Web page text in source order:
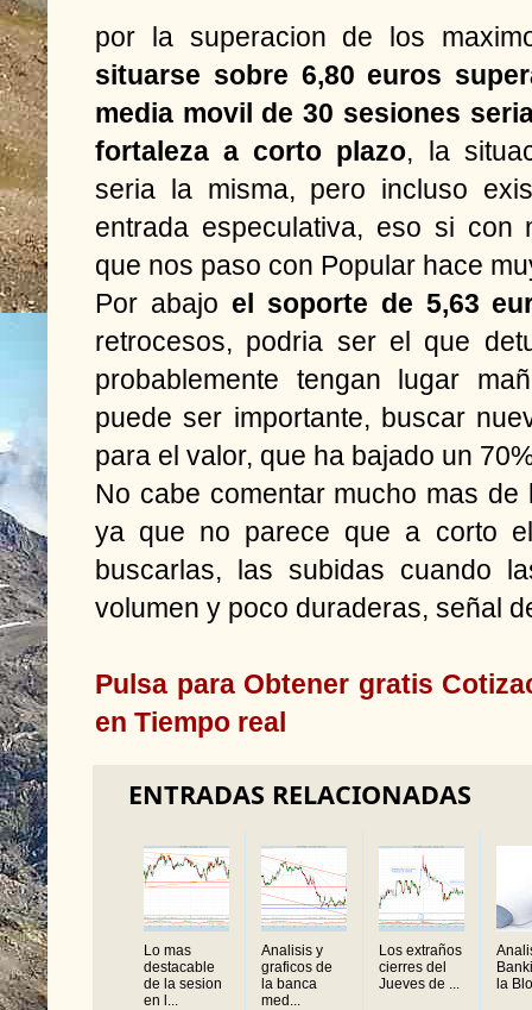
por la superacion de los
situarse sobre 6,80 euros
media movil de 30 sesiones
fortaleza a corto plazo, la
seria la misma, pero incluso
entrada especulativa, eso si con
que nos paso con Popular hace
Por abajo el soporte de 5,63
retrocesos, podria ser el que
probablemente tengan lugar
puede ser importante, buscar
para el valor, que ha bajado un
No cabe comentar mucho mas
ya que no parece que a corto
buscarlas, las subidas cuando
volumen y poco duraderas, señal
Pulsa para Obtener gratis
en Tiempo real
ENTRADAS RELACIONADAS
Lo mas
destacable
de la sesion
en l...
Analisis y
graficos de
la banca
med...
Los extraños
cierres del
Jueves de ...
la